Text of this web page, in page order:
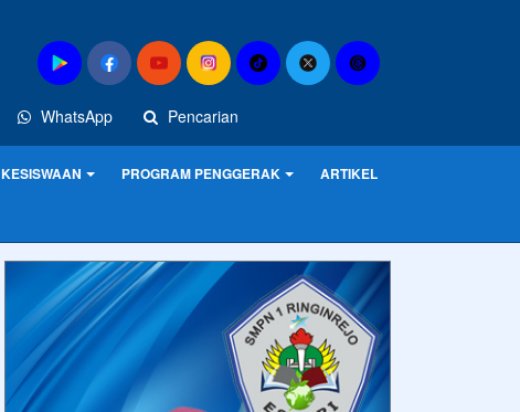
WhatsApp Pencarian
KESISWAAN PROGRAM PENGGERAK ARTIKEL